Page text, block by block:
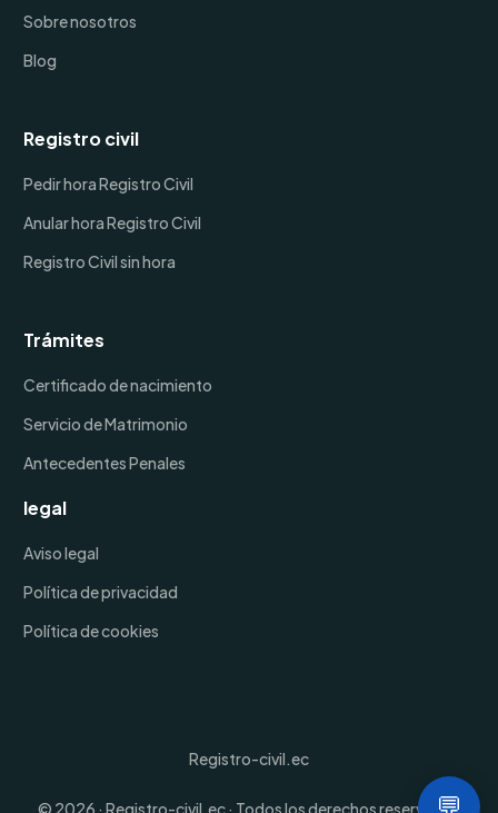
Sobre nosotros
Blog
Registro civil
Pedir hora Registro Civil
Anular hora Registro Civil
Registro Civil sin hora
Trámites
Certificado de nacimiento
Servicio de Matrimonio
Antecedentes Penales
legal
Aviso legal
Política de privacidad
Política de cookies
© 2026 · Registro-civil.ec · Todos los derechos reservados
Registro-civil.ec
💬